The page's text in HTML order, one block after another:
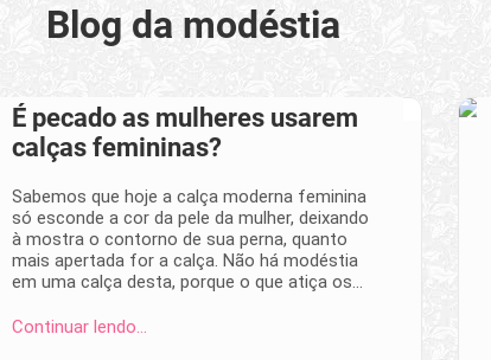
Blog da modéstia
É pecado as mulheres usarem
calças femininas?
Sabemos que hoje a calça moderna feminina
só esconde a cor da pele da mulher, deixando
à mostra o contorno de sua perna, quanto
mais apertada for a calça. Não há modéstia
em uma calça desta, porque o que atiça os…
Continuar lendo…